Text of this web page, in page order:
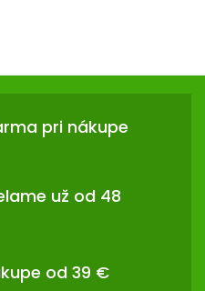
pri nákupe
už od 48
od 39 €